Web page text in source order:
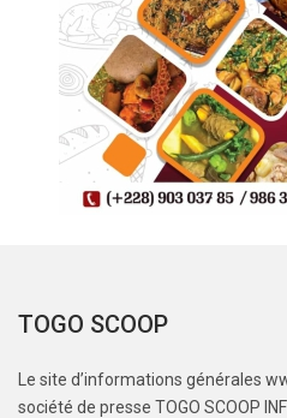
TOGO SCOOP
Le site d’informations générales
société de presse TOGO SCOOP